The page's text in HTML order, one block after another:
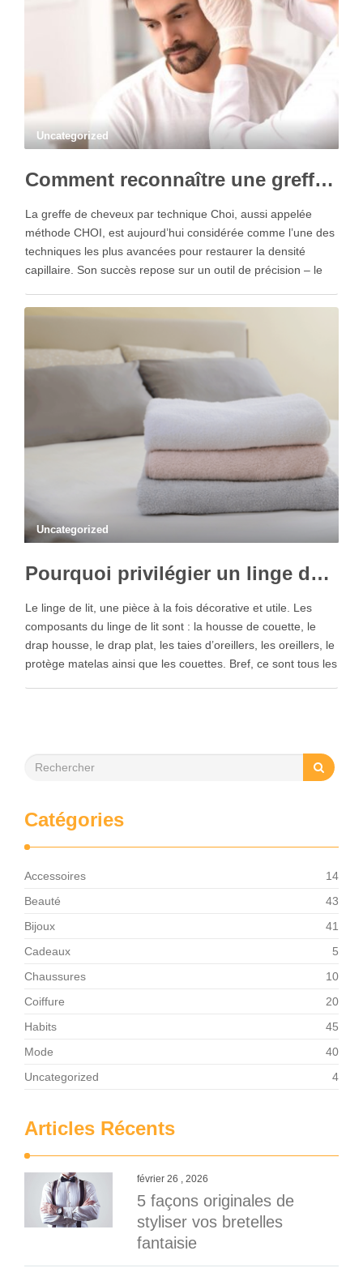
Uncategorized
Comment reconnaître une greffe de cheveux réalisée avec la technique Choi ?
La greffe de cheveux par technique Choi, aussi appelée
méthode CHOI, est aujourd’hui considérée comme l’une des
techniques les plus avancées pour restaurer la densité
capillaire. Son succès repose sur un outil de précision – le
les greffons de manière …
Uncategorized
Pourquoi privilégier un linge de lit made in France ?
Le linge de lit, une pièce à la fois décorative et utile. Les
composants du linge de lit sont : la housse de couette, le
drap housse, le drap plat, les taies d’oreillers, les oreillers, le
protège matelas ainsi que les couettes. Bref, ce sont tous les
Catégories
Accessoires
14
Beauté
43
Bijoux
41
Cadeaux
5
Chaussures
10
Coiffure
20
Habits
45
Mode
40
Uncategorized
4
Articles Récents
février 26 , 2026
5 façons originales de
styliser vos bretelles
fantaisie